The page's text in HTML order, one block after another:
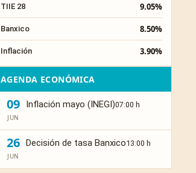
TIIE 28 9.05%
Banxico 8.50%
Inflación 3.90%
AGENDA ECONÓMICA
09
JUN
Inflación mayo (INEGI)07:00 h
26
JUN
Decisión de tasa Banxico13:00 h